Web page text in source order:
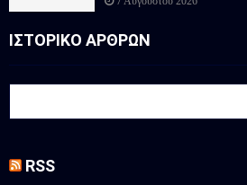
ΙΣΤΟΡΙΚΟ ΑΡΘΡΩΝ
RSS